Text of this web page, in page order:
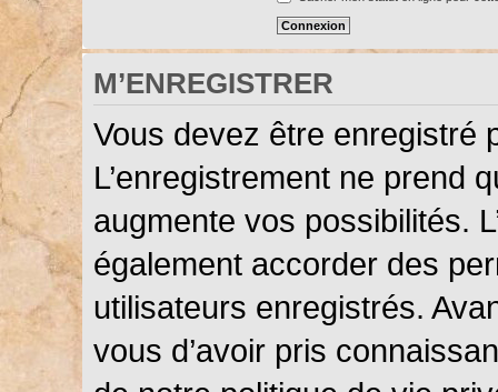
M’ENREGISTRER
Vous devez être enregistré
L’enregistrement ne prend
augmente vos possibilités.
également accorder des
utilisateurs enregistrés.
vous d’avoir pris